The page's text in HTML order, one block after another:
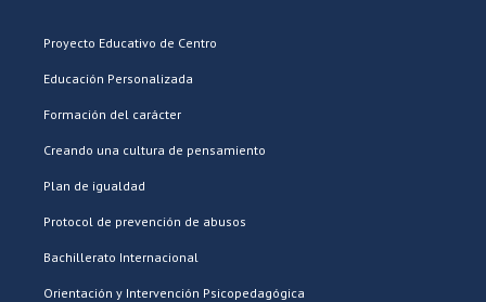
Proyecto Educativo de Centro
Educación Personalizada
Formación del carácter
Creando una cultura de pensamiento
Plan de igualdad
Protocol de prevención de abusos
Bachillerato Internacional
Orientación y Intervención Psicopedagógica